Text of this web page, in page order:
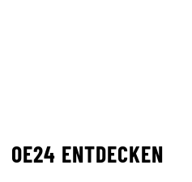
OE24 ENTDECKEN